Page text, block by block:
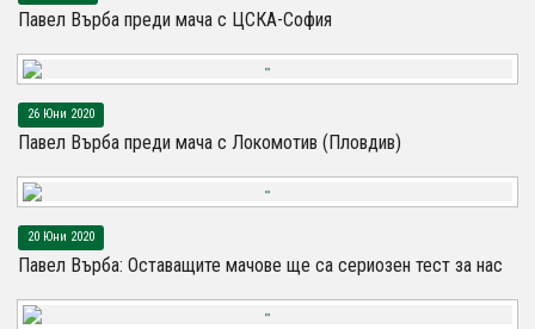
Павел Върба преди мача с ЦСКА-София
26 Юни 2020
Павел Върба преди мача с Локомотив (Пловдив)
20 Юни 2020
Павел Върба: Оставащите мачове ще са сериозен тест за нас